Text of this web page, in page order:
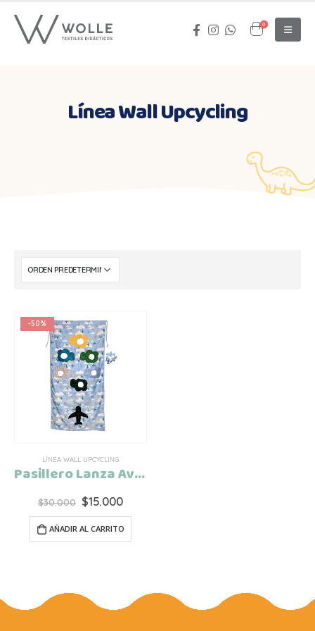
0
Línea Wall Upcycling
-50%
LÍNEA WALL UPCYCLING
Pasillero Lanza Aviones Upcycling
$30.000 El
precio
original
era:
$30.000.
$15.000El
actual
es:
$15.000.
AÑADIR AL CARRITO